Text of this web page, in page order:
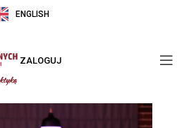
ENGLISH
ZALOGUJ